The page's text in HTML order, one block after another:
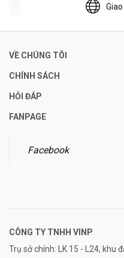
VỀ CHÚNG TÔI
CHÍNH SÁCH
HỎI ĐÁP
FANPAGE
Facebook
CÔNG TY TNHH VINP
Trụ sở chính: LK 15 - L24, khu